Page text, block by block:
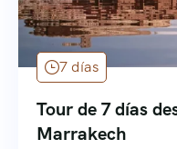
7 días
Tour de 7 días
Marrakech